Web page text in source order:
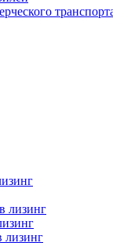
лизинг
лизинг